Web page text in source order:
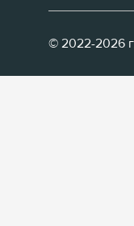
© 2022-2026